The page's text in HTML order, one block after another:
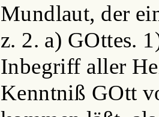
Mundlaut, der
z. 2. a) GOttes.
Inbegriff aller
Kenntniß GOtt